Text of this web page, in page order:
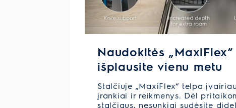
Naudokitės
išplausite vienu metu
Stalčiuje „MaxiFlex“ telpa
įrankiai ir reikmenys. Dėl
stalčiaus, nesunkiai sudėsite